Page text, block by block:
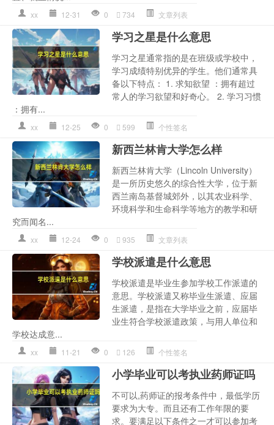
xx 12-31 0 734 文章列表
学习之星是什么意思
学习之星通常指的是在班级或学校中，
学习成绩特别优异的学生。他们通常具
备以下特点： 1. 求知欲望 ：拥有超过
常人的学习欲望和好奇心。 2. 学习习惯
：拥有...
xx 12-25 0 599 个性签名
新西兰林肯大学怎么样
新西兰林肯大学（Lincoln University）
是一所历史悠久的综合性大学，位于新
西兰南岛基督城郊外，以其农业科学、
环境科学和生命科学等地方的教学和研
究而闻名...
xx 12-24 0 935 文章列表
学校派遣是什么意思
学校派遣是毕业生参加学校工作派遣的
意思。学校派遣又称毕业生派遣、应届
生派遣，是指在大学毕业之前，应届毕
业生符合学校派遣政策，与用人单位和
学校达成意...
xx 11-21 0 126 个性签名
小学毕业可以考执业药师证吗
不可以,药师证的报考条件中，最低学历
要求为大专。而且还有工作年限的要
求。要满足以下条件之一才可以参加考